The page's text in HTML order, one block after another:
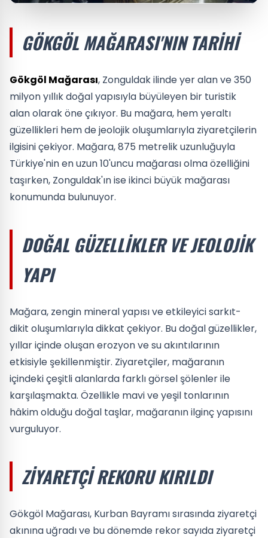
GÖKGÖL MAĞARASI'NIN TARIHI
Gökgöl Mağarası, Zonguldak ilinde yer alan ve 350
milyon yıllık doğal yapısıyla büyüleyen bir turistik
alan olarak öne çıkıyor. Bu mağara, hem yeraltı
güzellikleri hem de jeolojik oluşumlarıyla ziyaretçilerin
ilgisini çekiyor. Mağara, 875 metrelik uzunluğuyla
Türkiye'nin en uzun 10'uncu mağarası olma özelliğini
taşırken, Zonguldak'ın ise ikinci büyük mağarası
konumunda bulunuyor.
DOĞAL GÜZELLIKLER VE JEOLOJIK
YAPI
Mağara, zengin mineral yapısı ve etkileyici sarkıt-
dikit oluşumlarıyla dikkat çekiyor. Bu doğal güzellikler,
yıllar içinde oluşan erozyon ve su akıntılarının
etkisiyle şekillenmiştir. Ziyaretçiler, mağaranın
içindeki çeşitli alanlarda farklı görsel şölenler ile
karşılaşmakta. Özellikle mavi ve yeşil tonlarının
hâkim olduğu doğal taşlar, mağaranın ilginç yapısını
vurguluyor.
ZIYARETÇI REKORU KIRILDI
Gökgöl Mağarası, Kurban Bayramı sırasında ziyaretçi
akınına uğradı ve bu dönemde rekor sayıda ziyaretçi